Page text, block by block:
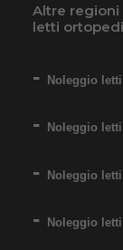
Altre
letti
Noleggio
Noleggio
Noleggio
Noleggio